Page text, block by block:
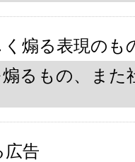
煽る表現のも
るもの、また
広告